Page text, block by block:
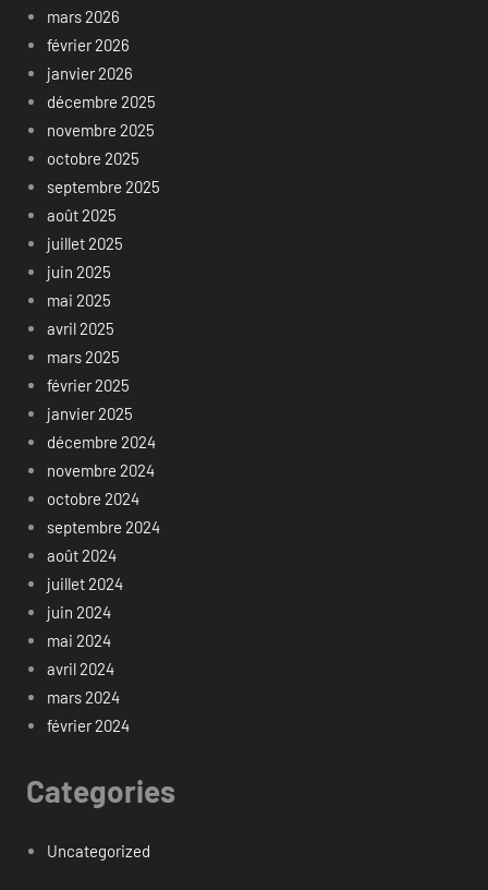
mars 2026
février 2026
janvier 2026
décembre 2025
novembre 2025
octobre 2025
septembre 2025
août 2025
juillet 2025
juin 2025
mai 2025
avril 2025
mars 2025
février 2025
janvier 2025
décembre 2024
novembre 2024
octobre 2024
septembre 2024
août 2024
juillet 2024
juin 2024
mai 2024
avril 2024
mars 2024
février 2024
Categories
Uncategorized